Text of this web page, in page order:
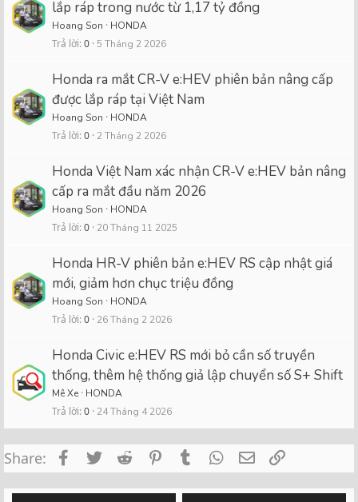
lắp ráp trong nước từ 1,17 tỷ đồng
Hoang Son HONDA
Trả lời 0 5 Tháng 2 2026
Honda ra mắt CR-V e:HEV phiên bản nâng cấp
được lắp ráp tại Việt Nam
Hoang Son HONDA
Trả lời 0 2 Tháng 2 2026
Honda Việt Nam xác nhận CR-V e:HEV bản nâng
cấp ra mắt đầu năm 2026
Hoang Son HONDA
Trả lời 0 20 Tháng 11 2025
Honda HR-V phiên bản e:HEV RS cập nhật giá
mới, giảm hơn chục triệu đồng
Hoang Son HONDA
Trả lời 0 26 Tháng 2 2026
Honda Civic e:HEV RS mới bỏ cần số truyền
thống, thêm hệ thống giả lập chuyển số S+ Shift
Mê Xe HONDA
Trả lời 0 24 Tháng 4 2026
Share: FacebookTwitterReddit PinterestTumblrWhatsApp
Email